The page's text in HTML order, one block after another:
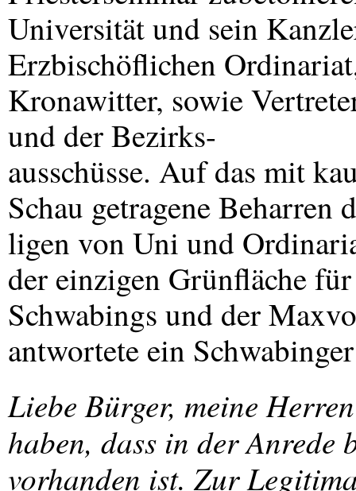
Universität und sein
Erzbischöflichen
Kronawitter, sowie
und der Bezirks-
ausschüsse. Auf das mit
Schau getragene Beharren
ligen von Uni und
der einzigen Grünfläche
Schwabings und der
antwortete ein
Liebe Bürger, meine
haben, dass in der Anrede
vorhanden ist. Zur